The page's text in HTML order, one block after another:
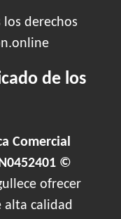
derechos
de los
Comercial
©
ofrecer
alta calidad